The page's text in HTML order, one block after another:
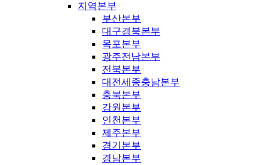
지역본부
부산본부
대구경북본부
목포본부
광주전남본부
전북본부
대전세종충남본부
충북본부
강원본부
인천본부
제주본부
경기본부
경남본부